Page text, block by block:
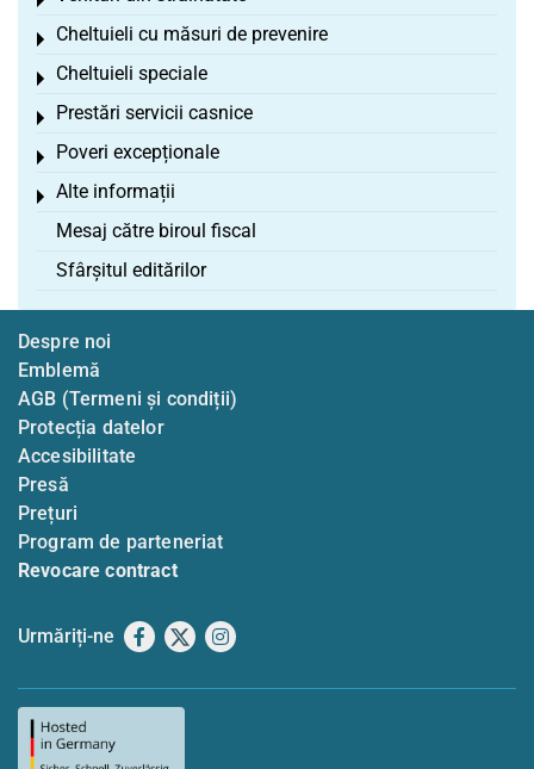
Cheltuieli cu măsuri de prevenire
Toggle menu
Cheltuieli speciale
Toggle menu
Prestări servicii casnice
Toggle menu
Poveri excepționale
Toggle menu
Alte informații
Toggle menu
Mesaj către biroul fiscal
Sfârșitul editărilor
Despre noi
Emblemă
AGB (Termeni și condiții)
Protecția datelor
Accesibilitate
Presă
Prețuri
Program de parteneriat
Revocare contract
Urmăriți-ne Facebook
X Instagram